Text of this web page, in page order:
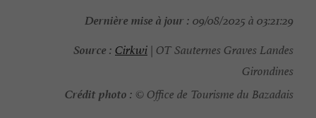
Dernière mise à jour : 09/08/2025 à 03:21:29
Source : Cirkwi | OT Sauternes Graves Landes
Girondines
Crédit photo : © Office de Tourisme du Bazadais